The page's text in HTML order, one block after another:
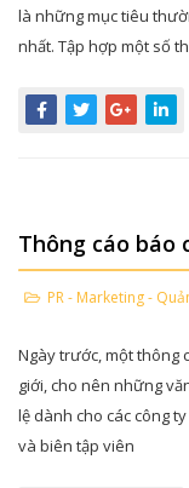
là những mục tiêu
nhất. Tập hợp một số
Thông cáo báo
PR - Marketing -
Ngày trước, một thông
giới, cho nên những
lệ dành cho các công
và biên tập viên